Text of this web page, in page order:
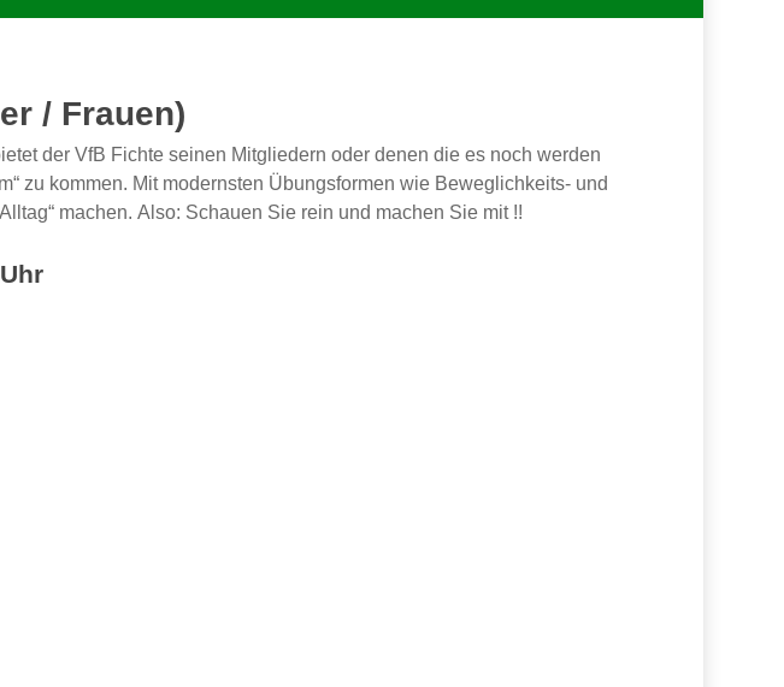
/ Frauen)
der VfB Fichte seinen Mitgliedern oder denen die es noch werden
zu kommen. Mit modernsten Übungsformen wie Beweglichkeits- und
machen. Also: Schauen Sie rein und machen Sie mit !!